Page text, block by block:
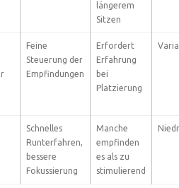
längerem
Sitzen
Feine
Steuerung der
Empfindungen
Erfordert
Erfahrung
bei
Platzierung
Schnelles
Runterfahren,
bessere
Fokussierung
Manche
empfinden
es als zu
stimulierend